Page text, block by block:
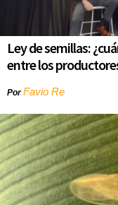
Ley de semillas:
entre los
PorFavio Re